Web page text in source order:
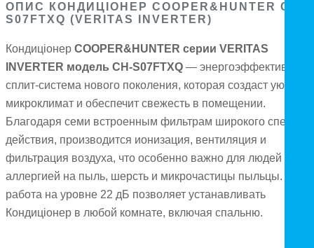
ОПИС КОНДИЦІОНЕР COOPER&HUNTER CH-
S07FTXQ (VERITAS INVERTER)
Кондиціонер COOPER&HUNTER серии VERITAS
INVERTER модель CH-S07FTXQ — энергоэффективная
сплит-система нового поколения, которая создаст уютный
микроклимат и обеспечит свежесть в помещении.
Благодаря семи встроенным фильтрам широкого спектра
действия, производится ионизация, вентиляция и
фильтрация воздуха, что особенно важно для людей с
аллергией на пыль, шерсть и микрочастицы пыльцы.
работа на уровне 22 дБ позволяет устанавливать
Кондиціонер в любой комнате, включая спальню.